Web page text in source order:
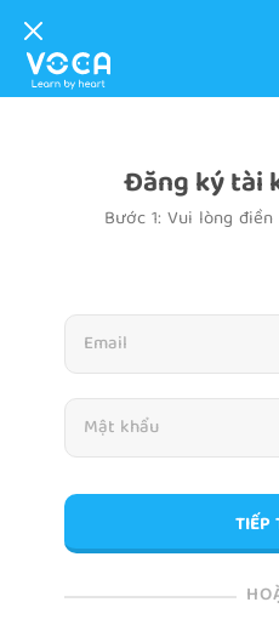
Đăng ký tài
Bước 1: Vui lòng
TIẾP